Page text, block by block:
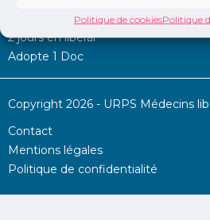
Politique de cookiesPolitique
2 jours en libéral
Adopte 1 Doc
Copyright 2026 - URPS Médecins
Contact
Mentions légales
Politique de confidentialité